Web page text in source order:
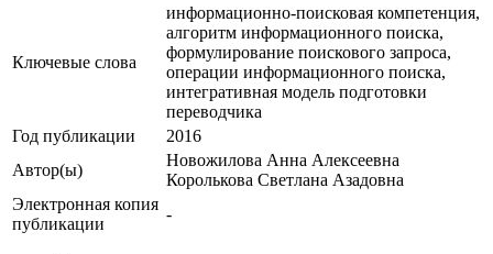
Ключевые cлова
информационно-поисковая компетенция,
алгоритм информационного поиска,
формулирование поискового запроса,
операции информационного поиска,
интегративная модель подготовки
переводчика
Год публикации
2016
Автор(ы)
Новожилова Анна Алексеевна
Королькова Светлана Азадовна
Электронная копия
публикации
-